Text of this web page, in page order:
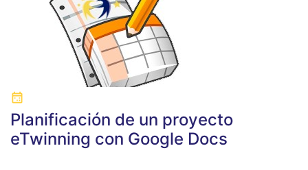
Planificación de un proyecto
eTwinning con Google Docs